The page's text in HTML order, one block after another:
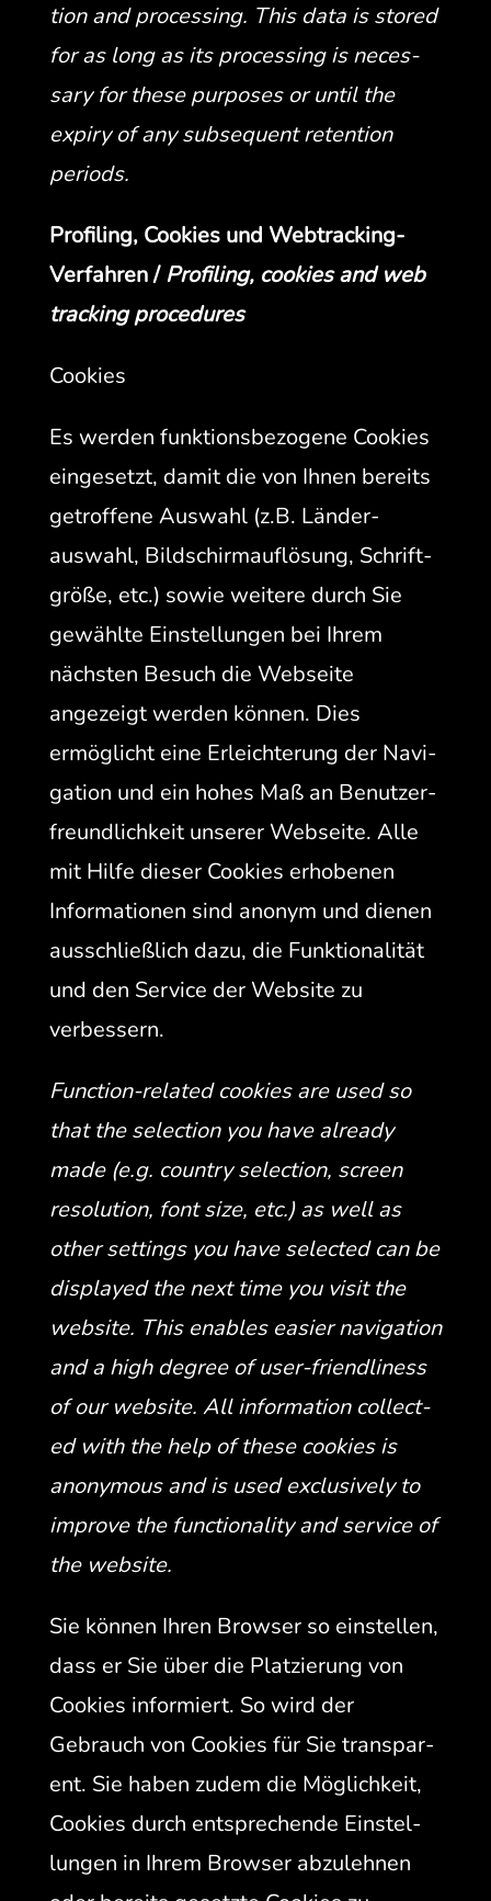
tion and pro­cess­ing. This data is stored
for as long as its pro­cess­ing is nec­es­
sary for these pur­pos­es or until the
expiry of any sub­se­quent reten­tion
periods.
Pro­fil­ing, Cook­ies und Web­track­ing-
Ver­fahren / Pro­fil­ing, cook­ies and web
track­ing procedures
Cook­ies
Es wer­den funk­tions­be­zo­gene Cook­ies
einge­set­zt, damit die von Ihnen bere­its
getrof­fene Auswahl (z.B. Län­der­
auswahl, Bild­schir­mau­flö­sung, Schrift­
größe, etc.) sowie weit­ere durch Sie
gewählte Ein­stel­lun­gen bei Ihrem
näch­sten Besuch die Web­seite
angezeigt wer­den kön­nen. Dies
ermöglicht eine Erle­ichterung der Nav­i­
ga­tion und ein hohes Maß an Benutzer­
fre­undlichkeit unser­er Web­seite. Alle
mit Hil­fe dieser Cook­ies erhobe­nen
Infor­ma­tio­nen sind anonym und dienen
auss­chließlich dazu, die Funk­tion­al­ität
und den Ser­vice der Web­site zu
verbessern.
Func­tion-relat­ed cook­ies are used so
that the selec­tion you have already
made (e.g. coun­try selec­tion, screen
res­o­lu­tion, font size, etc.) as well as
oth­er set­tings you have select­ed can be
dis­played the next time you vis­it the
web­site. This enables eas­i­er nav­i­ga­tion
and a high degree of user-friend­li­ness
of our web­site. All infor­ma­tion col­lect­
ed with the help of these cook­ies is
anony­mous and is used exclu­sive­ly to
improve the func­tion­al­i­ty and ser­vice of
the website.
Sie kön­nen Ihren Brows­er so ein­stellen,
dass er Sie über die Platzierung von
Cook­ies informiert. So wird der
Gebrauch von Cook­ies für Sie trans­par­
ent. Sie haben zudem die Möglichkeit,
Cook­ies durch entsprechende Ein­stel­
lun­gen in Ihrem Brows­er abzulehnen